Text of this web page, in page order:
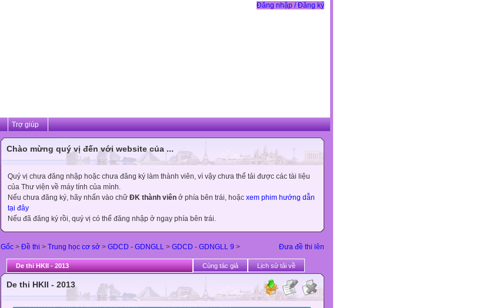
Đăng nhập / Đăng ký
Trợ giúp
Chào mừng quý vị đến với website của ...
Quý vị chưa đăng nhập hoặc chưa đăng ký làm thành viên, vì vậy chưa thể tải được các tài liệu
của Thư viện về máy tính của mình.
Nếu chưa đăng ký, hãy nhấn vào chữ ĐK thành viên ở phía bên trái, hoặc xem phim hướng dẫn
tại đây
Nếu đã đăng ký rồi, quý vị có thể đăng nhập ở ngay phía bên trái.
Đưa đề thi lên
Gốc > Đề thi > Trung học cơ sở > GDCD - GDNGLL > GDCD - GDNGLL 9 >
De thi HKII - 2013 Cùng tác giả Lịch sử tải về
De thi HKII - 2013